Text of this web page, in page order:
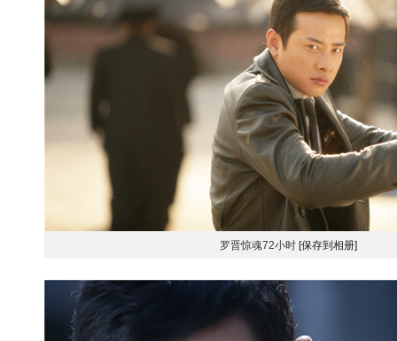
罗晋惊魂72小时 [保存到相册]